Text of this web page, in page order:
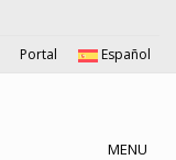
Portal Español
Cambiar
MENU